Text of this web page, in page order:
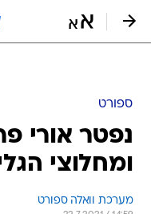
ספורט
נפטר אורי
ומחלוצי
מערכת וואלה ספורט